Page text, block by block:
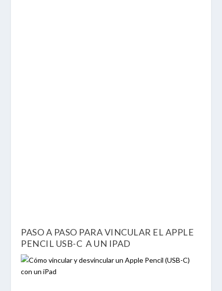
PASO A PASO PARA VINCULAR EL APPLE
PENCIL USB-C A UN IPAD